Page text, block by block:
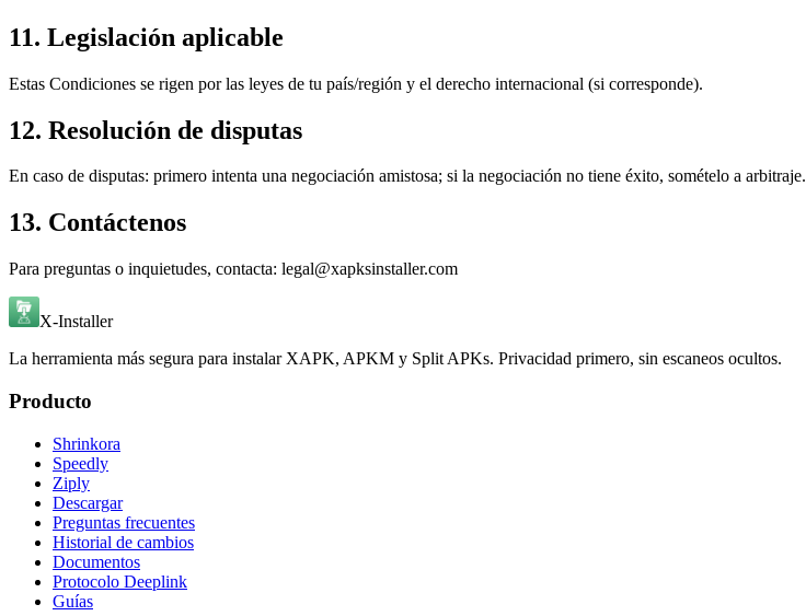
11. Legislación aplicable
Estas Condiciones se rigen por las leyes de tu país/región y el derecho internacional (si corresponde).
12. Resolución de disputas
En caso de disputas: primero intenta una negociación amistosa; si la negociación no tiene éxito, somételo a arbitraje.
13. Contáctenos
Para preguntas o inquietudes, contacta: legal@xapksinstaller.com
X-Installer
La herramienta más segura para instalar XAPK, APKM y Split APKs. Privacidad primero, sin escaneos ocultos.
Producto
Shrinkora
Speedly
Ziply
Descargar
Preguntas frecuentes
Historial de cambios
Documentos
Protocolo Deeplink
Guías